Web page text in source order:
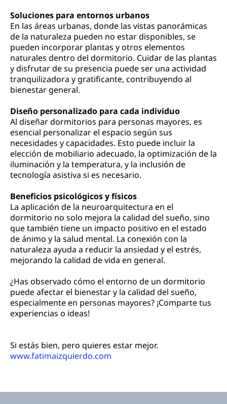
Soluciones para entornos urbanos
En las áreas urbanas, donde las vistas panorámicas
de la naturaleza pueden no estar disponibles, se
pueden incorporar plantas y otros elementos
naturales dentro del dormitorio. Cuidar de las plantas
y disfrutar de su presencia puede ser una actividad
tranquilizadora y gratificante, contribuyendo al
bienestar general.
Diseño personalizado para cada individuo
Al diseñar dormitorios para personas mayores, es
esencial personalizar el espacio según sus
necesidades y capacidades. Esto puede incluir la
elección de mobiliario adecuado, la optimización de la
iluminación y la temperatura, y la inclusión de
tecnología asistiva si es necesario.
Beneficios psicológicos y físicos
La aplicación de la neuroarquitectura en el
dormitorio no solo mejora la calidad del sueño, sino
que también tiene un impacto positivo en el estado
de ánimo y la salud mental. La conexión con la
naturaleza ayuda a reducir la ansiedad y el estrés,
mejorando la calidad de vida en general.
¿Has observado cómo el entorno de un dormitorio
puede afectar el bienestar y la calidad del sueño,
especialmente en personas mayores? ¡Comparte tus
experiencias o ideas!
Si estás bien, pero quieres estar mejor.
www.fatimaizquierdo.com